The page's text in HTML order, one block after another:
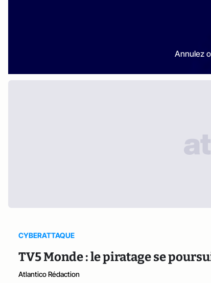
Annulez
CYBERATTAQUE
TV5 Monde : le piratage se
Atlantico Rédaction